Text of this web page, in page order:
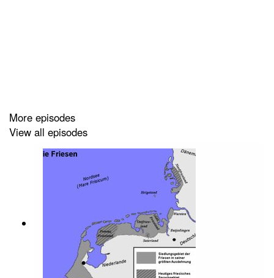
More episodes
View all episodes